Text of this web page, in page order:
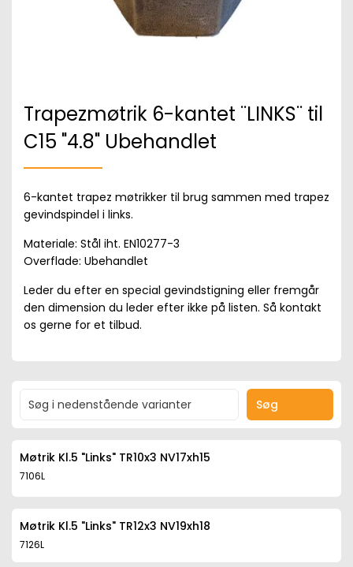
Trapezmøtrik 6-kantet ¨LINKS¨ til
C15 "4.8" Ubehandlet
6-kantet trapez møtrikker til brug sammen med trapez
gevindspindel i links.
Materiale: Stål iht. EN10277-3
Overflade: Ubehandlet
Leder du efter en special gevindstigning eller fremgår
den dimension du leder efter ikke på listen. Så kontakt
os gerne for et tilbud.
Søg
Møtrik Kl.5 "Links" TR10x3 NV17xh15
7106L
Møtrik Kl.5 "Links" TR12x3 NV19xh18
7126L